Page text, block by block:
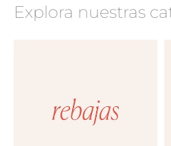
Explora nuestras